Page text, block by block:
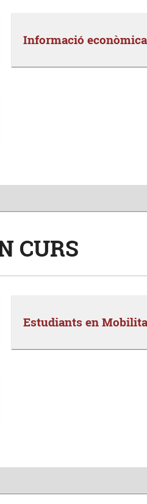
Informació econòmica
CURS
Estudiants en